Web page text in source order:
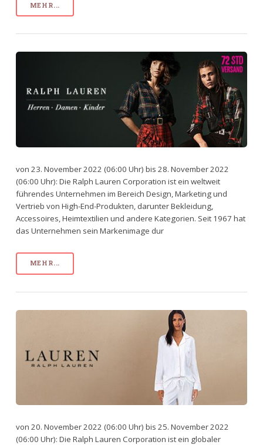
MEHR...
von 23. November 2022 (06:00 Uhr) bis 28. November 2022
(06:00 Uhr): Die Ralph Lauren Corporation ist ein weltweit
führendes Unternehmen im Bereich Design, Marketing und
Vertrieb von High-End-Produkten, darunter Bekleidung,
Accessoires, Heimtextilien und andere Kategorien. Seit 1967 hat
das Unternehmen sein Markenimage dur
MEHR...
von 20. November 2022 (06:00 Uhr) bis 25. November 2022
(06:00 Uhr): Die Ralph Lauren Corporation ist ein globaler